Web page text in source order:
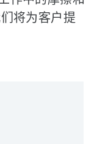
将为客户提